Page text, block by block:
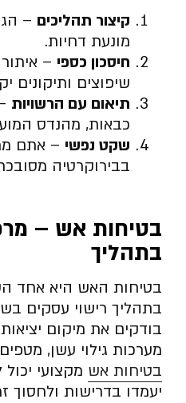
קיצור תהליכים –
מונעת דחיות.
חיסכון כספי –
שיפוצים ותיקונים
תיאום עם הרשויות
כבאות, מהנדס
שקט נפשי – אתם
בבירוקרטיה
בטיחות אש –
בתהליך
בטיחות האש היא אחד
בתהליך רישוי עסקים
בודקים את מיקום
מערכות גילוי עשן,
בטיחות אש מקצועי
יעמדו בדרישות ולחסוך